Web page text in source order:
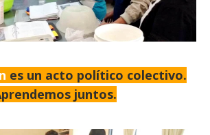
es un acto político colectivo.
juntos.